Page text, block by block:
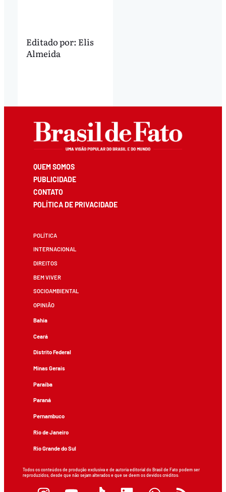
Editado por: Elis
Almeida
QUEM SOMOS
PUBLICIDADE
CONTATO
POLÍTICA DE PRIVACIDADE
POLÍTICA
INTERNACIONAL
DIREITOS
BEM VIVER
SOCIOAMBIENTAL
OPINIÃO
Bahia
Ceará
Distrito Federal
Minas Gerais
Paraíba
Paraná
Pernambuco
Rio de Janeiro
Rio Grande do Sul
Todos os conteúdos de produção exclusiva e de autoria editorial do Brasil de Fato podem ser
reproduzidos, desde que não sejam alterados e que se deem os devidos créditos.